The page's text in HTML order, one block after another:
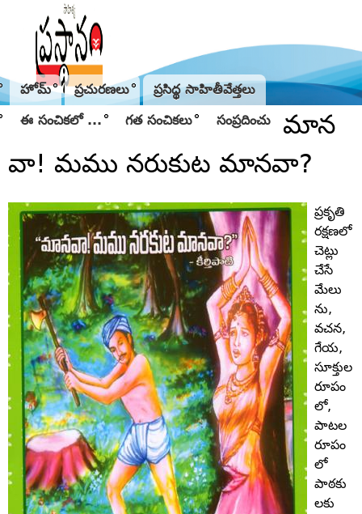
హోమ్ ప్రచురణలు ప్రసిద్థ సాహితీవేత్తలు
ఈ సంచికలో ... గత సంచికలు సంప్రదించు
మాన
వా! మము నరుకుట మానవా?
ప్రకృతి
రక్షణలో
చెట్లు
చేసే
మేలు
ను,
వచన,
గేయ,
సూక్తుల
రూపం
లో,
పాటల
రూపం
లో
పాఠకు
లకు